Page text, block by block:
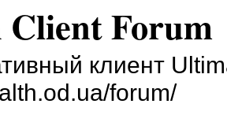
Client Forum
клиент
forum/